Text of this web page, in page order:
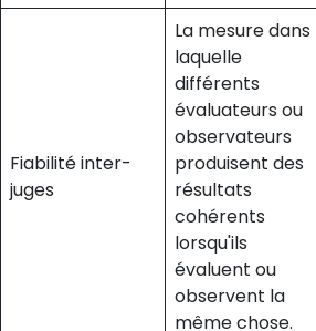
Fiabilité inter-
juges
La mesure dans
laquelle
différents
évaluateurs ou
observateurs
produisent des
résultats
cohérents
lorsqu'ils
évaluent ou
observent la
même chose.